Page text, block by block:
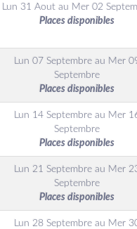
Lun 31 Aoutau Mer 02
Places disponibles
Lun 07 Septembreau Mer
Septembre
Places disponibles
Lun 14 Septembreau Mer
Septembre
Places disponibles
Lun 21 Septembreau Mer
Septembre
Places disponibles
Lun 28 Septembreau Mer